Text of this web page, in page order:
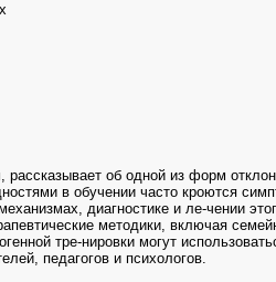
рассказывает об одной из форм
в обучении часто кроются
диагностике и ле-чении
методики, включая
тре-нировки могут
педагогов и психологов.